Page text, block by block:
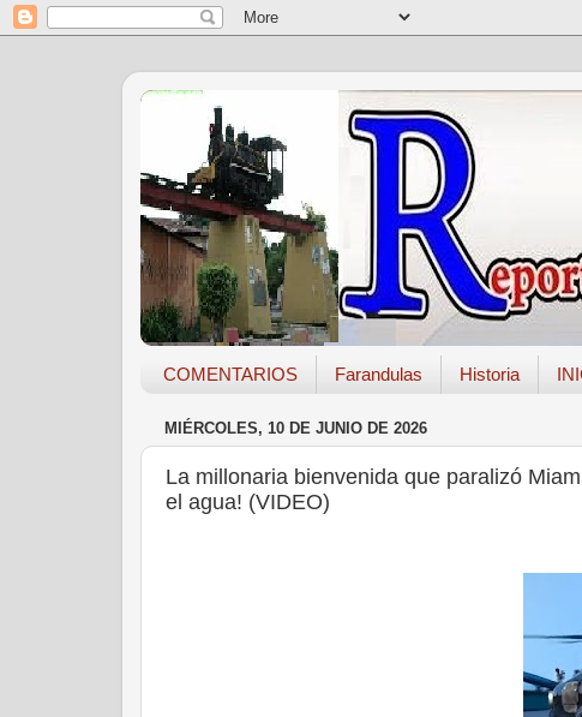
COMENTARIOS Farandulas Historia
MIÉRCOLES, 10 DE JUNIO DE 2026
La millonaria bienvenida que paralizó
el agua! (VIDEO)